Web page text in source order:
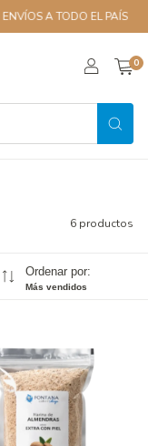
ENVÍOS A TODO EL PAÍS
0
6 productos
Ordenar por:
Más vendidos